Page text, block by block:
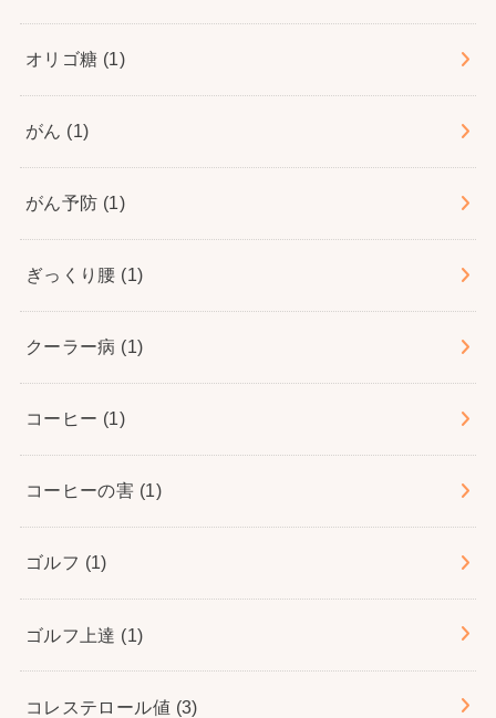
オリゴ糖 (1)
がん (1)
がん予防 (1)
ぎっくり腰 (1)
クーラー病 (1)
コーヒー (1)
コーヒーの害 (1)
ゴルフ (1)
ゴルフ上達 (1)
コレステロール値 (3)